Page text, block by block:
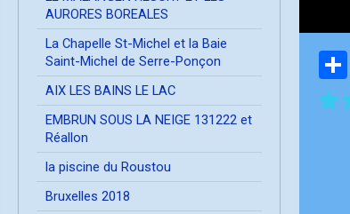
AURORES BOREALES
La Chapelle St-Michel et la Baie
Saint-Michel de Serre-Ponçon
AIX LES BAINS LE LAC
EMBRUN SOUS LA NEIGE 131222 et
Réallon
la piscine du Roustou
Bruxelles 2018